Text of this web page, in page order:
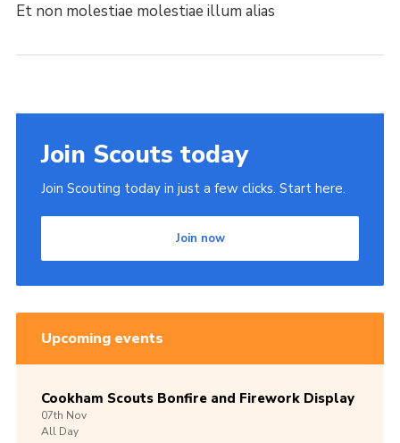
Et non molestiae molestiae illum alias
Join Scouts today
Join Scouting today in just a few clicks. Start here.
Join now
Upcoming events
Cookham Scouts Bonfire and Firework Display
07th Nov
All Day